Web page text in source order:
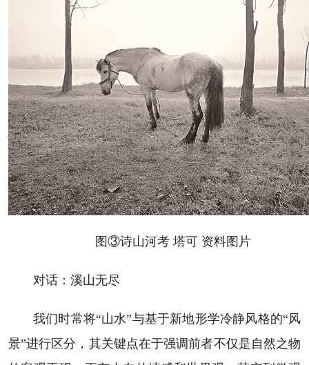
图③诗山河考 塔可 资料图片
对话：溪山无尽
我们时常将“山水”与基于新地形学冷静风格的“风
景”进行区分，其关键点在于强调前者不仅是自然之物